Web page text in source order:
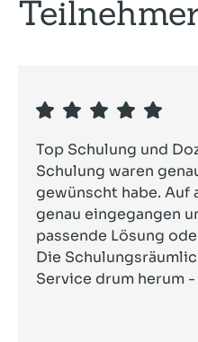
Top Schulung und
Schulung waren
gewünscht habe. Auf
genau eingegangen
passende Lösung
Die
Service drum herum -